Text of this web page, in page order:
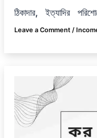
ঠিকাদার, ইত্যাদির
Leave a Comment /